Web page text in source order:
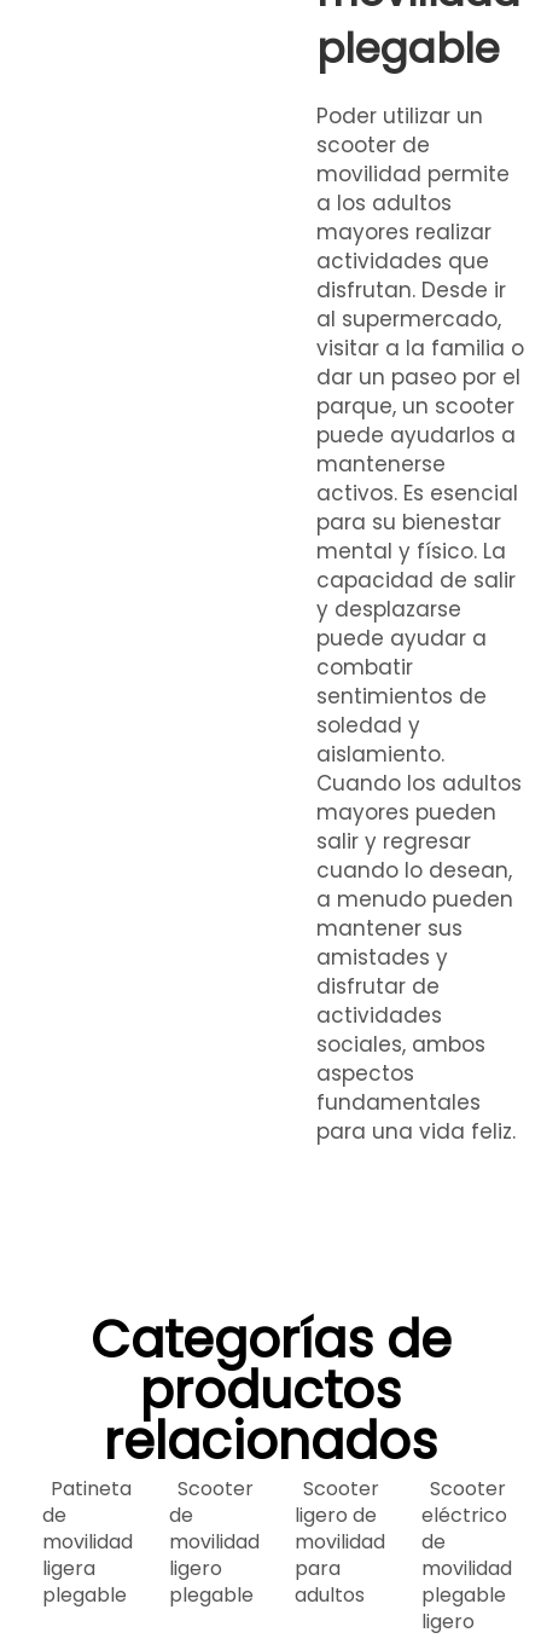
plegable
Poder utilizar un
scooter de
movilidad permite
a los adultos
mayores realizar
actividades que
disfrutan. Desde ir
al supermercado,
visitar a la familia o
dar un paseo por el
parque, un scooter
puede ayudarlos a
mantenerse
activos. Es esencial
para su bienestar
mental y físico. La
capacidad de salir
y desplazarse
puede ayudar a
combatir
sentimientos de
soledad y
aislamiento.
Cuando los adultos
mayores pueden
salir y regresar
cuando lo desean,
a menudo pueden
mantener sus
amistades y
disfrutar de
actividades
sociales, ambos
aspectos
fundamentales
para una vida feliz.
Categorías de
productos
relacionados
Patineta
de
movilidad
ligera
plegable
Scooter
de
movilidad
ligero
plegable
Scooter
ligero de
movilidad
para
adultos
Scooter
eléctrico
de
movilidad
plegable
ligero